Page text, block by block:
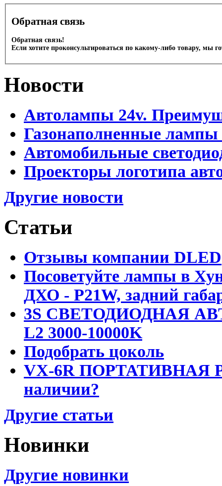
Обратная связь
Обратная связь!
Если хотите проконсультироваться по какому-либо товару, мы
Новости
Автолампы 24v.
Газонаполненные
Автомобильные
Проекторы логотипа
Другие новости
Статьи
Отзывы компании DLED
Посоветуйте лампы в
ДХО - P21W, задний
3S СВЕТОДИОДНАЯ
L2 3000-10000K
Подобрать цоколь
VX-6R ПОРТАТИВНАЯ
наличии?
Другие статьи
Новинки
Другие новинки